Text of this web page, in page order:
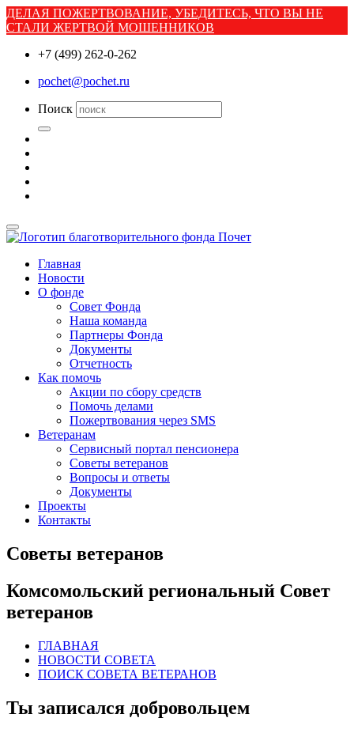
ДЕЛАЯ ПОЖЕРТВОВАНИЕ, УБЕДИТЕСЬ, ЧТО ВЫ НЕ
СТАЛИ ЖЕРТВОЙ МОШЕННИКОВ
+7 (499) 262-0-262
pochet@pochet.ru
Поиск
Главная
Новости
О фонде
Совет Фонда
Наша команда
Партнеры Фонда
Документы
Отчетность
Как помочь
Акции по сбору средств
Помочь делами
Пожертвования через SMS
Ветеранам
Сервисный портал пенсионера
Советы ветеранов
Вопросы и ответы
Документы
Проекты
Контакты
Советы ветеранов
Комсомольский региональный Совет
ветеранов
ГЛАВНАЯ
НОВОСТИ СОВЕТА
ПОИСК СОВЕТА ВЕТЕРАНОВ
Ты записался добровольцем